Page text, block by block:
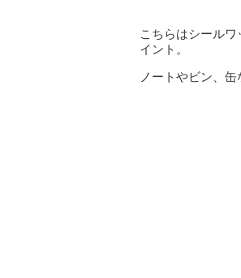
こちらはシール
イント。
ノートやビン、